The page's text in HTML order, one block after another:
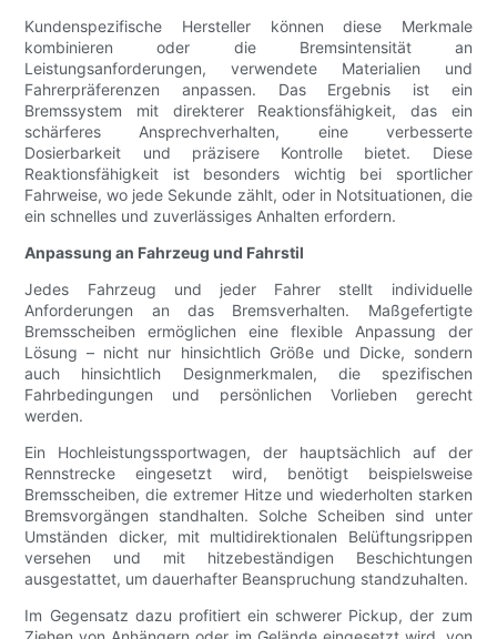
Kundenspezifische Hersteller können diese Merkmale
kombinieren oder die Bremsintensität an
Leistungsanforderungen, verwendete Materialien und
Fahrerpräferenzen anpassen. Das Ergebnis ist ein
Bremssystem mit direkterer Reaktionsfähigkeit, das ein
schärferes Ansprechverhalten, eine verbesserte
Dosierbarkeit und präzisere Kontrolle bietet. Diese
Reaktionsfähigkeit ist besonders wichtig bei sportlicher
Fahrweise, wo jede Sekunde zählt, oder in Notsituationen, die
ein schnelles und zuverlässiges Anhalten erfordern.
Anpassung an Fahrzeug und Fahrstil
Jedes Fahrzeug und jeder Fahrer stellt individuelle
Anforderungen an das Bremsverhalten. Maßgefertigte
Bremsscheiben ermöglichen eine flexible Anpassung der
Lösung – nicht nur hinsichtlich Größe und Dicke, sondern
auch hinsichtlich Designmerkmalen, die spezifischen
Fahrbedingungen und persönlichen Vorlieben gerecht
werden.
Ein Hochleistungssportwagen, der hauptsächlich auf der
Rennstrecke eingesetzt wird, benötigt beispielsweise
Bremsscheiben, die extremer Hitze und wiederholten starken
Bremsvorgängen standhalten. Solche Scheiben sind unter
Umständen dicker, mit multidirektionalen Belüftungsrippen
versehen und mit hitzebeständigen Beschichtungen
ausgestattet, um dauerhafter Beanspruchung standzuhalten.
Im Gegensatz dazu profitiert ein schwerer Pickup, der zum